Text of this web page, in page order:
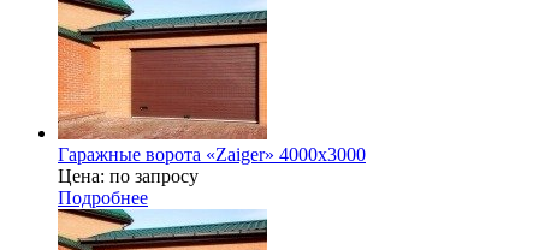
Гаражные ворота «Zaiger» 4000x3000
Цена: по запросу
Подробнее